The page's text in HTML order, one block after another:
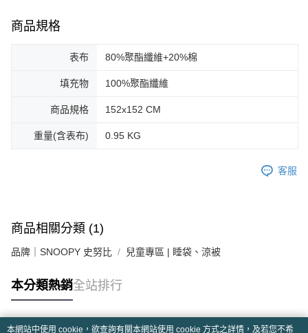
商品規格
表布 80%聚酯纖維+20%棉
填充物 100%聚酯纖維
商品規格 152x152 CM
重量(含表布) 0.95 KG
客服
商品相關分類 (1)
品牌｜SNOOPY 史努比 兒童專區 | 睡袋、涼被
本分類熱銷全站排行
本網站中使用 cookie，欲查詢有關本網站使用 cookie 方式之詳情，及若您不希